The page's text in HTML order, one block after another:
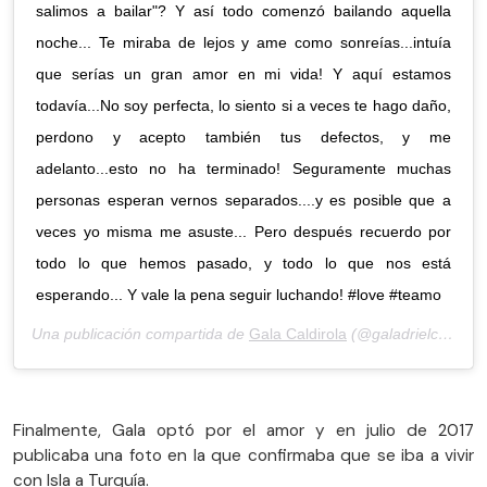
salimos a bailar"? Y así todo comenzó bailando aquella
noche... Te miraba de lejos y ame como sonreías...intuía
que serías un gran amor en mi vida! Y aquí estamos
todavía...No soy perfecta, lo siento si a veces te hago daño,
perdono y acepto también tus defectos, y me
adelanto...esto no ha terminado! Seguramente muchas
personas esperan vernos separados....y es posible que a
veces yo misma me asuste... Pero después recuerdo por
todo lo que hemos pasado, y todo lo que nos está
esperando... Y vale la pena seguir luchando! #love #teamo
Una publicación compartida de Gala Caldirola (@galadrielcaldirola) el
Finalmente, Gala optó por el amor y en julio de 2017
publicaba una foto en la que confirmaba que se iba a vivir
con Isla a Turquía.